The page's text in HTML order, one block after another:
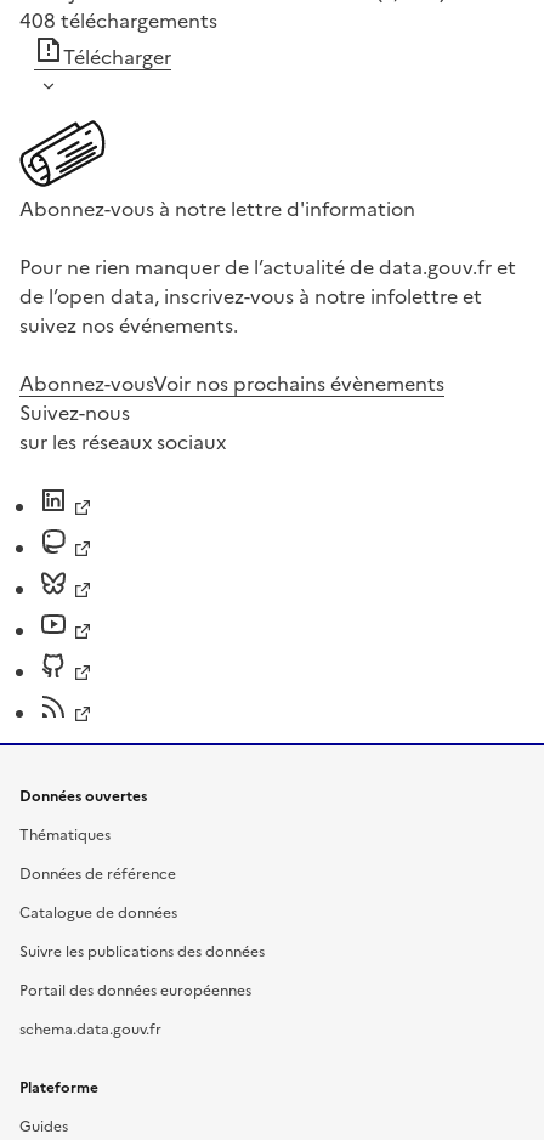
408 téléchargements
Télécharger
Abonnez-vous à notre lettre d'information
Pour ne rien manquer de l’actualité de data.gouv.fr et
de l’open data, inscrivez-vous à notre infolettre et
suivez nos événements.
Abonnez-vousVoir nos prochains évènements
Suivez-nous
sur les réseaux sociaux
Données ouvertes
Thématiques
Données de référence
Catalogue de données
Suivre les publications des données
Portail des données européennes
schema.data.gouv.fr
Plateforme
Guides